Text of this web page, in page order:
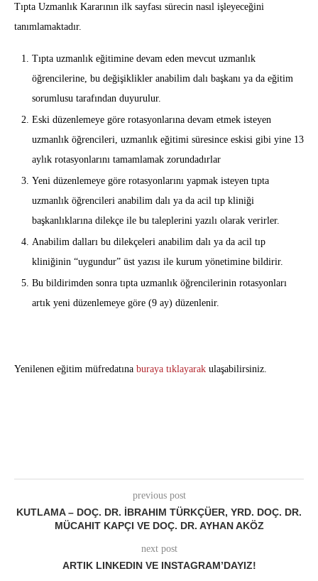
Tıpta Uzmanlık Kararının ilk sayfası sürecin nasıl işleyeceğini
tanımlamaktadır.
Tıpta uzmanlık eğitimine devam eden mevcut uzmanlık
öğrencilerine, bu değişiklikler anabilim dalı başkanı ya da eğitim
sorumlusu tarafından duyurulur.
Eski düzenlemeye göre rotasyonlarına devam etmek isteyen
uzmanlık öğrencileri, uzmanlık eğitimi süresince eskisi gibi yine 13
aylık rotasyonlarını tamamlamak zorundadırlar
Yeni düzenlemeye göre rotasyonlarını yapmak isteyen tıpta
uzmanlık öğrencileri anabilim dalı ya da acil tıp kliniği
başkanlıklarına dilekçe ile bu taleplerini yazılı olarak verirler.
Anabilim dalları bu dilekçeleri anabilim dalı ya da acil tıp
kliniğinin “uygundur” üst yazısı ile kurum yönetimine bildirir.
Bu bildirimden sonra tıpta uzmanlık öğrencilerinin rotasyonları
artık yeni düzenlemeye göre (9 ay) düzenlenir.
Yenilenen eğitim müfredatına buraya tıklayarak ulaşabilirsiniz.
previous post
KUTLAMA – DOÇ. DR. İBRAHIM TÜRKÇÜER, YRD. DOÇ. DR.
MÜCAHIT KAPÇI VE DOÇ. DR. AYHAN AKÖZ
next post
ARTIK LINKEDIN VE INSTAGRAM’DAYIZ!